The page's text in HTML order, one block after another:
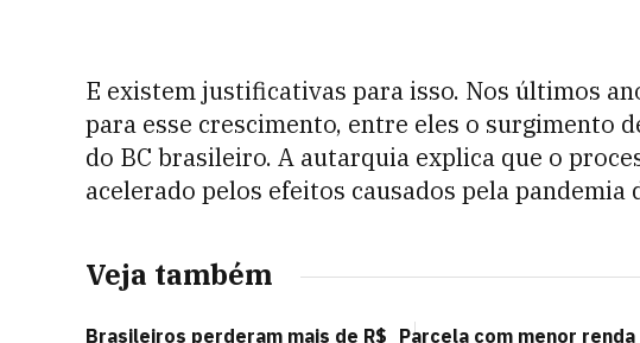
E existem justificativas para isso. Nos últimos
para esse crescimento, entre eles o surgimento
do BC brasileiro. A autarquia explica que o
acelerado pelos efeitos causados pela pandemia
Veja também
Brasileiros perderam mais de R$ Parcela com menor renda